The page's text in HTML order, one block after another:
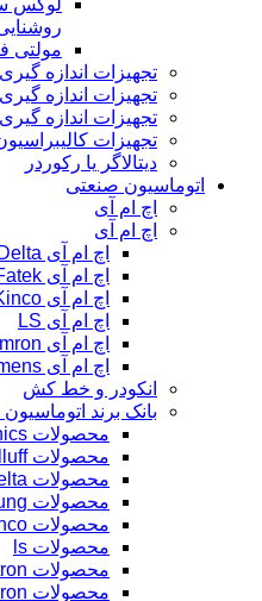
لوکس
مولتی
تجهیزات اندازه
تجهیزات اندازه
تجهیزات اندازه
تجهیزات
دیتالاگر یا رکوردر
اتوماسیون صنعتی
اچ ام آی
اچ ام آی
اچ ام آی Delta
اچ ام آی Fatek
اچ ام آی Kinco
اچ ام آی LS
اچ ام آی Omron
اچ ام آی Siemens
انکودر و خط کش
بانک برند
محصولات Autonics
محصولات Balluff
محصولات Delta
محصولات Hanyoung
محصولات Kinco
محصولات ls
محصولات Lutron
محصولات Omron